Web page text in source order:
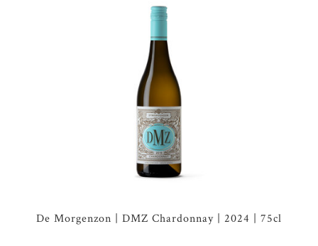
De Morgenzon | DMZ Chardonnay | 2024 | 75cl